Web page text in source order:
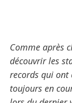
Comme après
découvrir les
records qui ont
toujours en